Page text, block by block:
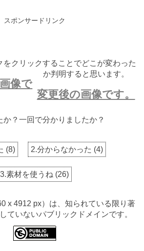
スポンサードリンク
をクリックすることでどこが変わった
か判明すると思います。
像で
変更後の画像です。
か？一回で分かりましたか？
(8) 2.分からなかった (4)
3.素材を使うね (26)
x 4912 px）は、知られている限り著
ていないパブリックドメインです。